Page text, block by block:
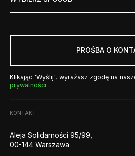
PROŚBA O
Klikając 'Wyślij', wyrażasz zgodę na
prywatności
KONTAKT
Aleja Solidarności 95/99,
00-144 Warszawa